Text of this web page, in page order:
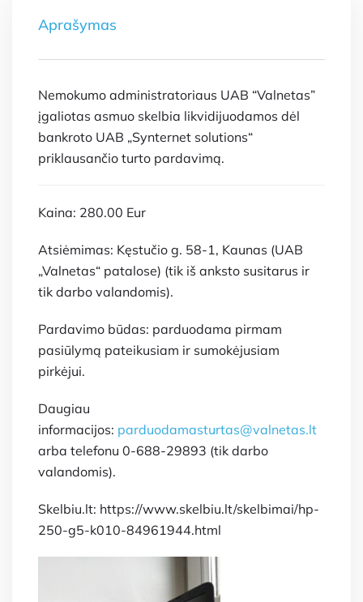
Aprašymas
Nemokumo administratoriaus UAB “Valnetas”
įgaliotas asmuo skelbia likvidijuodamos dėl
bankroto UAB „Synternet solutions“
priklausančio turto pardavimą.
Kaina: 280.00 Eur
Atsiėmimas: Kęstučio g. 58-1, Kaunas (UAB
„Valnetas“ patalose) (tik iš anksto susitarus ir
tik darbo valandomis).
Pardavimo būdas: parduodama pirmam
pasiūlymą pateikusiam ir sumokėjusiam
pirkėjui.
Daugiau
informacijos: parduodamasturtas@valnetas.lt
arba telefonu 0-688-29893 (tik darbo
valandomis).
Skelbiu.lt: https://www.skelbiu.lt/skelbimai/hp-
250-g5-k010-84961944.html